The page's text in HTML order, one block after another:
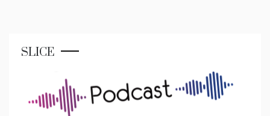
SLICE